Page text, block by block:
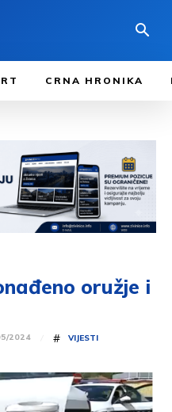
CRNA HRONIKA
oružje i
2024 # VIJESTI